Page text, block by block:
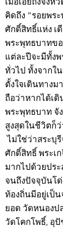
คิดถึง “รอยพร
ศักดิ์สิทธิ์แห่ง เ
พระพุทธบาทข
แต่ละปีจะมีทั้ง
ทั่วไป ทั้งจากใ
ตั้งใจเดินทางม
ถือว่าหากได้เดิ
พระพุทธบาท จั
สูงสุดในชีวิตก็ว่
ไม่ใช่ว่าสระบุ
ศักดิ์สิทธิ์ พระเ
มากไปด้วยปร
จนถึงปัจจุบันโ
ท้องถิ่นมีอยู่เป็
ยอด วัดหนอง
วัดโคกโพธิ์, อุ